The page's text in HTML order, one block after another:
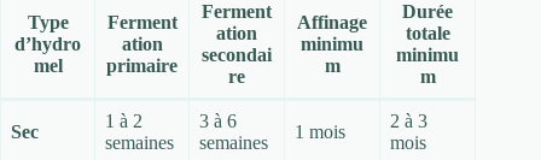
Type
d’hydro
mel
Ferment
ation
primaire
Ferment
ation
secondai
re
Affinage
minimu
m
Durée
totale
minimu
m
Sec
1 à 2
semaines
3 à 6
semaines
1 mois
2 à 3
mois